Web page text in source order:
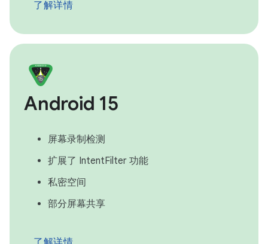
了解详情
Android 15
屏幕录制检测
扩展了 IntentFilter 功能
私密空间
部分屏幕共享